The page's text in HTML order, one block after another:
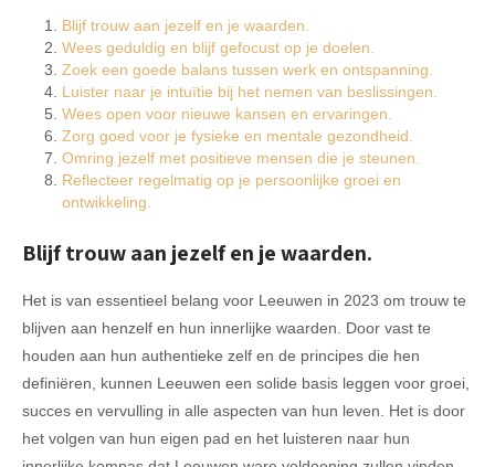
Blijf trouw aan jezelf en je waarden.
Wees geduldig en blijf gefocust op je doelen.
Zoek een goede balans tussen werk en ontspanning.
Luister naar je intuïtie bij het nemen van beslissingen.
Wees open voor nieuwe kansen en ervaringen.
Zorg goed voor je fysieke en mentale gezondheid.
Omring jezelf met positieve mensen die je steunen.
Reflecteer regelmatig op je persoonlijke groei en
ontwikkeling.
Blijf trouw aan jezelf en je waarden.
Het is van essentieel belang voor Leeuwen in 2023 om trouw te
blijven aan henzelf en hun innerlijke waarden. Door vast te
houden aan hun authentieke zelf en de principes die hen
definiëren, kunnen Leeuwen een solide basis leggen voor groei,
succes en vervulling in alle aspecten van hun leven. Het is door
het volgen van hun eigen pad en het luisteren naar hun